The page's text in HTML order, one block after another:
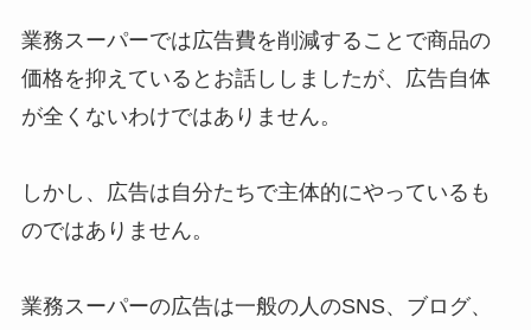
業務スーパーでは広告費を削減することで商品の
価格を抑えているとお話ししましたが、広告自体
が全くないわけではありません。
しかし、広告は自分たちで主体的にやっているも
のではありません。
業務スーパーの広告は一般の人のSNS、ブログ、